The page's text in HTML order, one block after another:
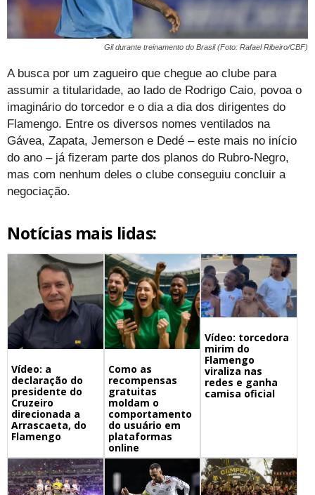
Gil durante treinamento do Brasil (Foto: Rafael Ribeiro/CBF)
A busca por um zagueiro que chegue ao clube para
assumir a titularidade, ao lado de Rodrigo Caio, povoa o
imaginário do torcedor e o dia a dia dos dirigentes do
Flamengo. Entre os diversos nomes ventilados na
Gávea, Zapata, Jemerson e Dedé – este mais no início
do ano – já fizeram parte dos planos do Rubro-Negro,
mas com nenhum deles o clube conseguiu concluir a
negociação.
Notícias mais lidas:
Vídeo: a
declaração do
presidente do
Cruzeiro
direcionada a
Arrascaeta, do
Flamengo
Como as
recompensas
gratuitas
moldam o
comportamento
do usuário em
plataformas
online
Vídeo: torcedora
mirim do
Flamengo
viraliza nas
redes e ganha
camisa oficial